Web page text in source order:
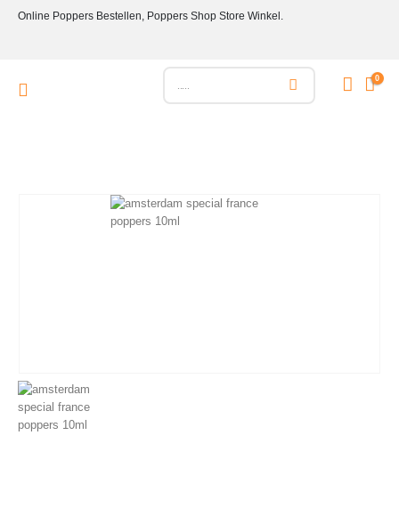
Online Poppers Bestellen, Poppers Shop Store Winkel.
0